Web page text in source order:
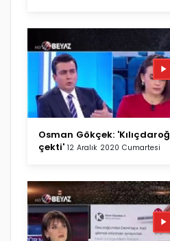
Osman Gökçek:
çekti' 12 Aralık 2020 Cumartesi